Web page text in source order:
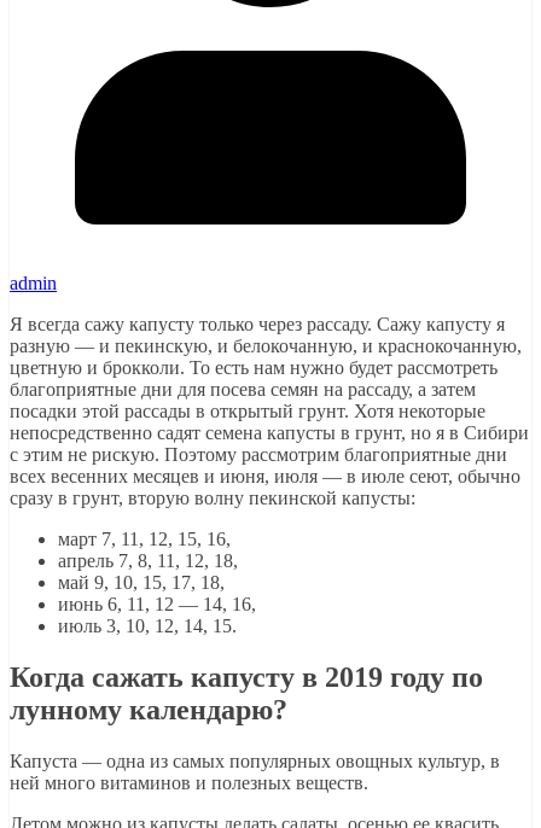
admin
Я всегда сажу капусту только через рассаду. Сажу капусту я
разную — и пекинскую, и белокочанную, и краснокочанную,
цветную и брокколи. То есть нам нужно будет рассмотреть
благоприятные дни для посева семян на рассаду, а затем
посадки этой рассады в открытый грунт. Хотя некоторые
непосредственно садят семена капусты в грунт, но я в Сибири
с этим не рискую. Поэтому рассмотрим благоприятные дни
всех весенних месяцев и июня, июля — в июле сеют, обычно
сразу в грунт, вторую волну пекинской капусты:
март 7, 11, 12, 15, 16,
апрель 7, 8, 11, 12, 18,
май 9, 10, 15, 17, 18,
июнь 6, 11, 12 — 14, 16,
июль 3, 10, 12, 14, 15.
Когда сажать капусту в 2019 году по
лунному календарю?
Капуста — одна из самых популярных овощных культур, в
ней много витаминов и полезных веществ.
Летом можно из капусты делать салаты, осенью ее квасить,